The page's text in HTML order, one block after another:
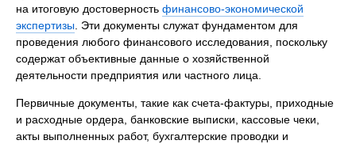
на итоговую достоверность финансово-экономической
экспертизы. Эти документы служат фундаментом для
проведения любого финансового исследования, поскольку
содержат объективные данные о хозяйственной
деятельности предприятия или частного лица.
Первичные документы, такие как счета-фактуры, приходные
и расходные ордера, банковские выписки, кассовые чеки,
акты выполненных работ, бухгалтерские проводки и